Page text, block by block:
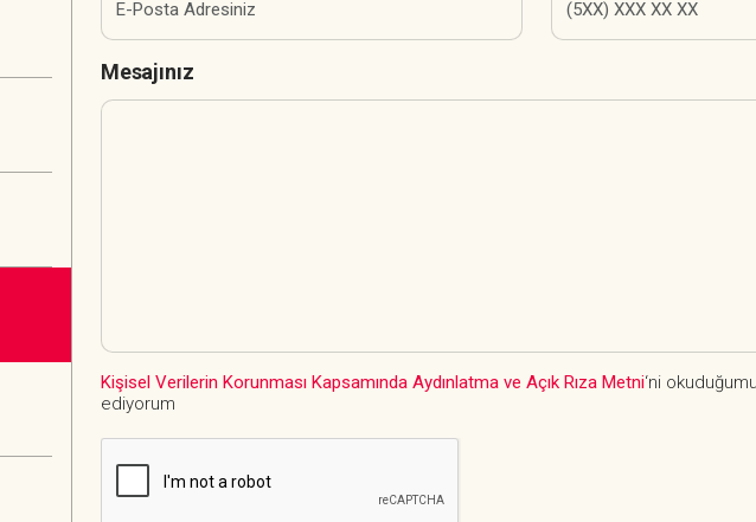
Mesajınız
Kişisel Verilerin Korunması Kapsamında Aydınlatma ve Açık Rıza Metni‘ni
ediyorum